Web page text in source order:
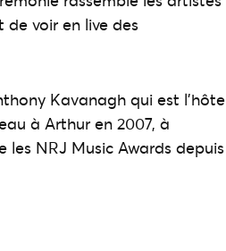
voir en live des
Kavanagh qui est l’hôte
à Arthur en 2007, à
NRJ Music Awards depuis